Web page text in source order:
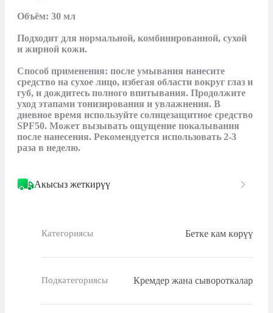
Объём: 30 мл
Подходит для нормальной, комбинированной, сухой
и жирной кожи.
Способ применения: после умывания нанесите
средство на сухое лицо, избегая области вокруг глаз и
губ, и дождитесь полного впитывания. Продолжите
уход этапами тонизирования и увлажнения. В
дневное время используйте солнцезащитное средство
SPF50. Может вызывать ощущение покалывания
после нанесения. Рекомендуется использовать 2-3
раза в неделю.
Акысыз жеткирүү
Категориясы Бетке кам көрүү
Подкатегориясы Кремдер жана сывороткалар